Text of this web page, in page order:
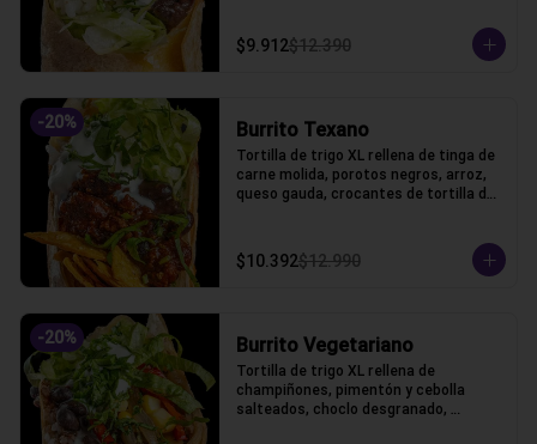
$9.912$12.390
-20% Burrito Texano
Tortilla de trigo XL rellena de tinga de
carne molida, porotos negros, arroz,
queso gauda, crocantes de tortilla de
$10.392$12.990
-20% Burrito Vegetariano
Tortilla de trigo XL rellena de
champiñones, pimentón y cebolla
salteados, choclo desgranado,